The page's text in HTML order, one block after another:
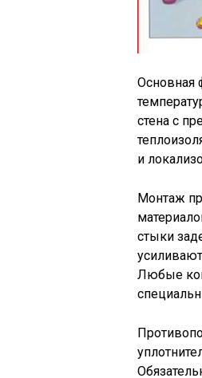
Основная
стена с
и
Монтаж
стыки
Любые